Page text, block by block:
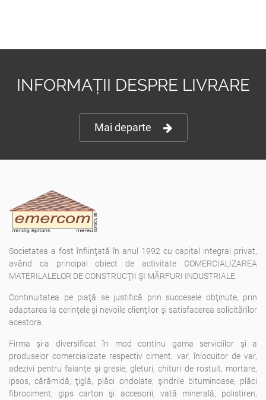
INFORMAȚII DESPRE LIVRARE
Mai departe
Societatea a fost înfiinţată în anul 1992 cu capital integral privat,
având ca principal obiect de activitate COMERCIALIZAREA
MATERILALELOR DE CONSTRUCŢII ŞI MĂRFURI INDUSTRIALE.
Continuitatea pe piaţă se justifică prin succesele obţinute, prin
adaptarea la cerinţele şi nevoile clienţilor şi satisfacerea solicitărilor
acestora.
Firma şi-a diversificat în mod continu gama serviciilor şi a
produselor comercializate respectiv ciment, var, înlocuitor de var,
adezivi pentru faianţe şi gresie, gleturi, chituri de rostuit, mortare,
ipsos, cărămidă, ţiglă, plăci ondolate, şindrile bituminoase, plăci
fibrociment, gips carton şi accesorii, vată minerală, polistiren,